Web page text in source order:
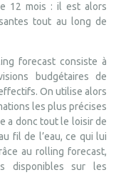
12 mois : il est alors
tout au long de
forecast consiste à
budgétaires de
On utilise alors
les plus précises
a donc tout le loisir de
fil de l’eau, ce qui lui
au rolling forecast,
disponibles sur les